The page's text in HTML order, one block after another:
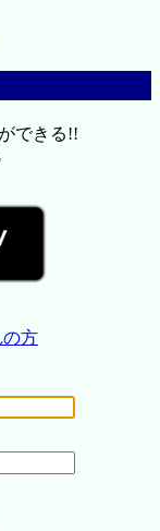
できる!!
方